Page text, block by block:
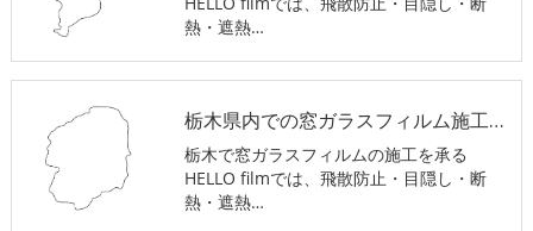
熱・遮熱…
栃木県内での窓ガラスフィルム施工ならHELLO filmにお任せ下さい。
栃木で窓ガラスフィルムの施工を承る
HELLO filmでは、飛散防止・目隠し・断
熱・遮熱…